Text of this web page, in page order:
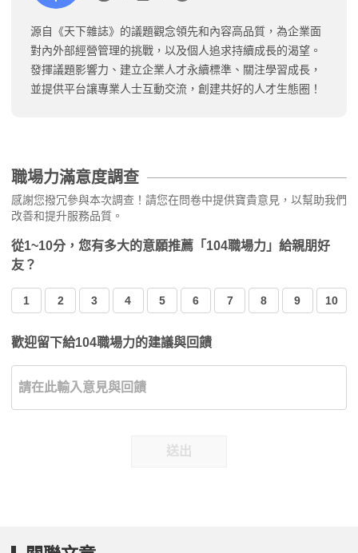
源自《天下雜誌》的議題觀念領先和內容高品質，為企業面
對內外部經營管理的挑戰，以及個人追求持續成長的渴望。
發揮議題影響力、建立企業人才永續標準、關注學習成長，
並提供平台讓專業人士互動交流，創建共好的人才生態圈！
職場力滿意度調查
感謝您撥冗參與本次調查！請您在問卷中提供寶貴意見，以幫助我們
改善和提升服務品質。
從1~10分，您有多大的意願推薦「104職場力」給親朋好
友？
1 2 3 4 5 6 7 8 9 10
歡迎留下給104職場力的建議與回饋
送出